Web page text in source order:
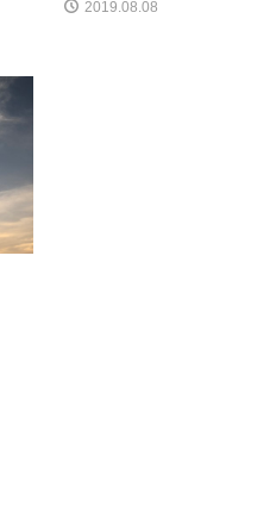
2019.08.08